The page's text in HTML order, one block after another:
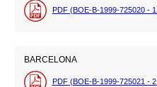
PDF (BOE-B-1999-725020 - 1
BARCELONA
PDF (BOE-B-1999-725021 - 2